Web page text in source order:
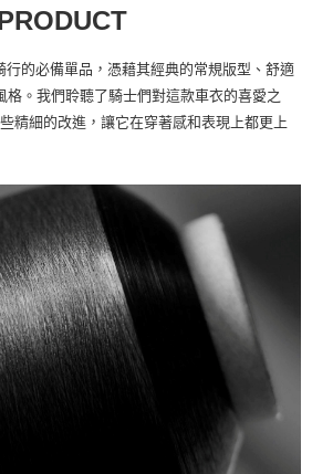
行的必備單品，憑藉其經典的常規版型、舒適
格。我們聆聽了騎士們對這款車衣的喜愛之
精細的改進，讓它在穿著感和表現上都更上